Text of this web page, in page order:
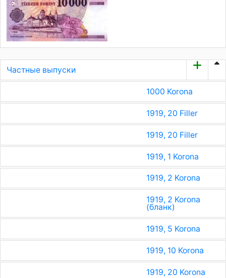
Частные выпуски
1000 Korona
1919, 20 Filler
1919, 20 Filler
1919, 1 Korona
1919, 2 Korona
1919, 2 Korona
(бланк)
1919, 5 Korona
1919, 10 Korona
1919, 20 Korona